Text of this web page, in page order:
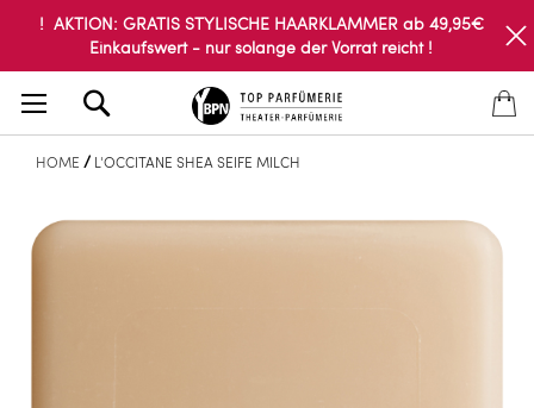
! AKTION: GRATIS STYLISCHE HAARKLAMMER ab 49,95€
Einkaufswert - nur solange der Vorrat reicht !
HOME L'OCCITANE SHEA SEIFE MILCH